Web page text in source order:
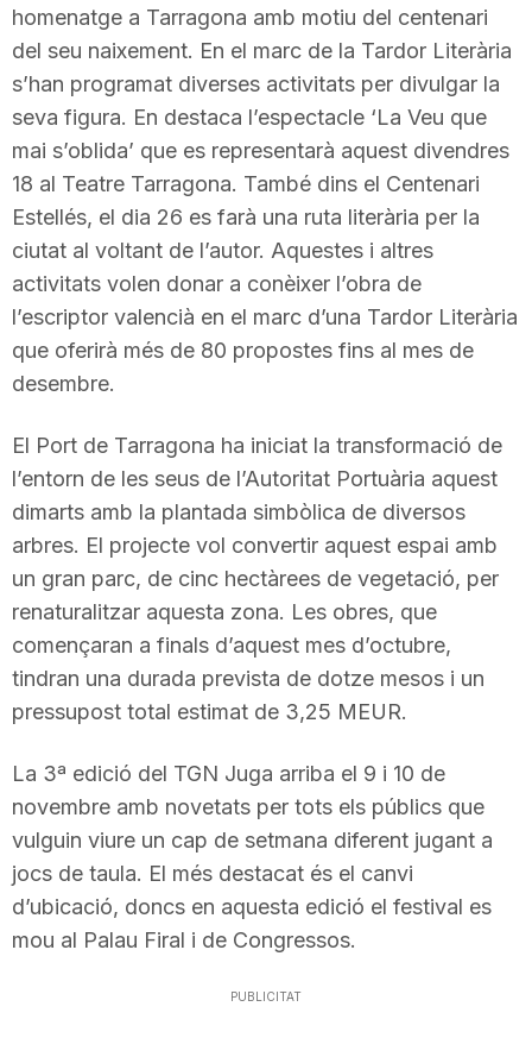
homenatge a Tarragona amb motiu del centenari
del seu naixement. En el marc de la Tardor Literària
s’han programat diverses activitats per divulgar la
seva figura. En destaca l’espectacle ‘La Veu que
mai s’oblida’ que es representarà aquest divendres
18 al Teatre Tarragona. També dins el Centenari
Estellés, el dia 26 es farà una ruta literària per la
ciutat al voltant de l’autor. Aquestes i altres
activitats volen donar a conèixer l’obra de
l’escriptor valencià en el marc d’una Tardor Literària
que oferirà més de 80 propostes fins al mes de
desembre.
El Port de Tarragona ha iniciat la transformació de
l’entorn de les seus de l’Autoritat Portuària aquest
dimarts amb la plantada simbòlica de diversos
arbres. El projecte vol convertir aquest espai amb
un gran parc, de cinc hectàrees de vegetació, per
renaturalitzar aquesta zona. Les obres, que
començaran a finals d’aquest mes d’octubre,
tindran una durada prevista de dotze mesos i un
pressupost total estimat de 3,25 MEUR.
La 3ª edició del TGN Juga arriba el 9 i 10 de
novembre amb novetats per tots els públics que
vulguin viure un cap de setmana diferent jugant a
jocs de taula. El més destacat és el canvi
d’ubicació, doncs en aquesta edició el festival es
mou al Palau Firal i de Congressos.
PUBLICITAT